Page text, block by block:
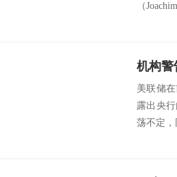
（
美联储
露出央
荡不定